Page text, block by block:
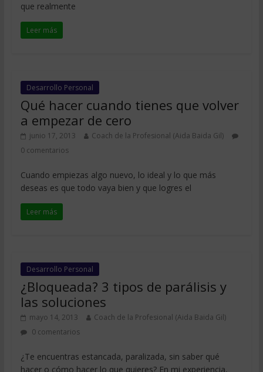
que realmente
Leer más
Desarrollo Personal
Qué hacer cuando tienes que volver
a empezar de cero
junio 17, 2013
Coach de la Profesional (Aida Baida Gil)
0 comentarios
Cuando empiezas algo nuevo, lo ideal y lo que más
deseas es que todo vaya bien y que logres el
Leer más
Desarrollo Personal
¿Bloqueada? 3 tipos de parálisis y
las soluciones
mayo 14, 2013
Coach de la Profesional (Aida Baida Gil)
0 comentarios
¿Te encuentras estancada, paralizada, sin saber qué
hacer o cómo hacer lo que quieres? En mi experiencia,